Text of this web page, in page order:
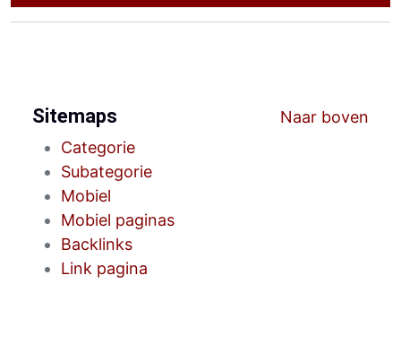
Naar boven
Sitemaps
Categorie
Subategorie
Mobiel
Mobiel paginas
Backlinks
Link pagina